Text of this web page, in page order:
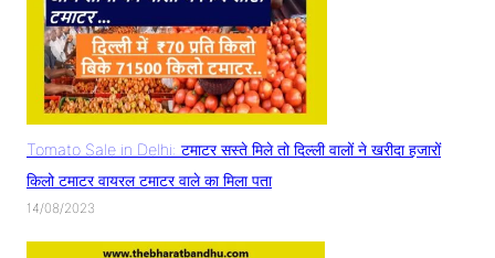
Tomato Sale in Delhi: टमाटर सस्ते मिले तो दिल्ली वालों ने खरीदा हजारों
किलो टमाटर वायरल टमाटर वाले का मिला पता
14/08/2023